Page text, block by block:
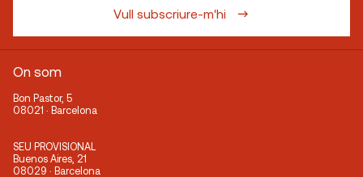
Vull subscriure-m'hi
On som
Bon Pastor, 5
08021 · Barcelona
SEU PROVISIONAL
Buenos Aires, 21
08029 · Barcelona